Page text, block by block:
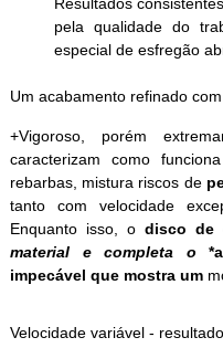
pela qualidade do
especial de esfregão
Um acabamento refinado
+Vigoroso, porém
caracterizam como
rebarbas, mistura riscos de
tanto com velocidade
Enquanto isso, odisco de
material e completa o
impecável que mostra um
Velocidade variável -